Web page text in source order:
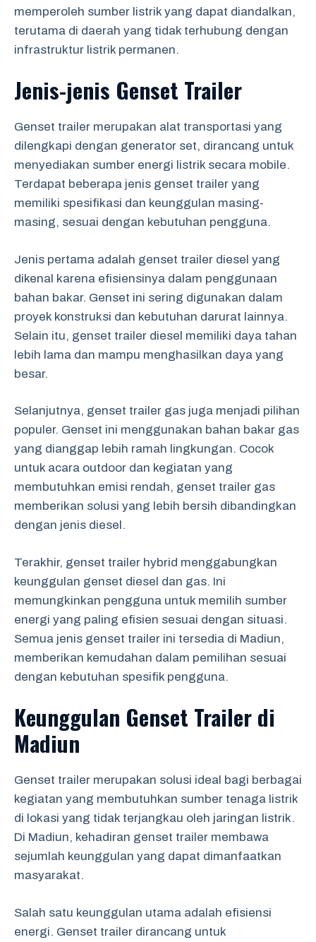
memperoleh sumber listrik yang dapat diandalkan,
terutama di daerah yang tidak terhubung dengan
infrastruktur listrik permanen.
Jenis-jenis Genset Trailer
Genset trailer merupakan alat transportasi yang
dilengkapi dengan generator set, dirancang untuk
menyediakan sumber energi listrik secara mobile.
Terdapat beberapa jenis genset trailer yang
memiliki spesifikasi dan keunggulan masing-
masing, sesuai dengan kebutuhan pengguna.
Jenis pertama adalah genset trailer diesel yang
dikenal karena efisiensinya dalam penggunaan
bahan bakar. Genset ini sering digunakan dalam
proyek konstruksi dan kebutuhan darurat lainnya.
Selain itu, genset trailer diesel memiliki daya tahan
lebih lama dan mampu menghasilkan daya yang
besar.
Selanjutnya, genset trailer gas juga menjadi pilihan
populer. Genset ini menggunakan bahan bakar gas
yang dianggap lebih ramah lingkungan. Cocok
untuk acara outdoor dan kegiatan yang
membutuhkan emisi rendah, genset trailer gas
memberikan solusi yang lebih bersih dibandingkan
dengan jenis diesel.
Terakhir, genset trailer hybrid menggabungkan
keunggulan genset diesel dan gas. Ini
memungkinkan pengguna untuk memilih sumber
energi yang paling efisien sesuai dengan situasi.
Semua jenis genset trailer ini tersedia di Madiun,
memberikan kemudahan dalam pemilihan sesuai
dengan kebutuhan spesifik pengguna.
Keunggulan Genset Trailer di
Madiun
Genset trailer merupakan solusi ideal bagi berbagai
kegiatan yang membutuhkan sumber tenaga listrik
di lokasi yang tidak terjangkau oleh jaringan listrik.
Di Madiun, kehadiran genset trailer membawa
sejumlah keunggulan yang dapat dimanfaatkan
masyarakat.
Salah satu keunggulan utama adalah efisiensi
energi. Genset trailer dirancang untuk